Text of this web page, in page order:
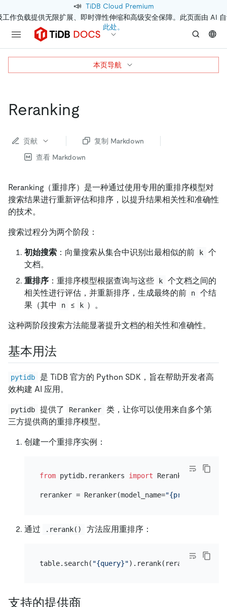
📣 TiDB Cloud Premium
作负载提供无限扩展、即时弹性伸缩和高级安全保障。此页面由 AI
此处。
Reranking
贡献
复制 Markdown
查看 Markdown
Reranking（重排序）是一种通过使用专用的重排序模型对
搜索结果进行重新评估和排序，以提升结果相关性和准确性
的技术。
搜索过程分为两个阶段：
初始搜索 ：向量搜索从集合中识别出最相似的前 k
个
文档。
重排序 ：重排序模型根据查询与这些 k
个文档之间的
相关性进行评估，并重新排序，生成最终的前
n
个结
果（其中
n ≤ k ）。
这种两阶段搜索方法能显著提升文档的相关性和准确性。
基本用法
pytidb
是 TiDB 官方的 Python SDK，旨在帮助开发者高
效构建 AI 应用。
pytidb 提供了 Reranker
类，让你可以使用来自多个第
三方提供商的重排序模型。
创建一个重排序实例：
from pytidb.rerankers import Reranker
reranker = Reranker(model_name="{provider}/
通过 .rerank() 方法应用重排序：
table.search( "{query}").rerank(reranker,
支持的提供商
本页导航